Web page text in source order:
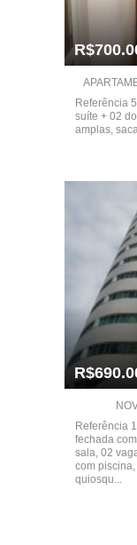
Referência
suíte + 02
amplas,
Referência
fechada
sala, 02
com
quiosqu...